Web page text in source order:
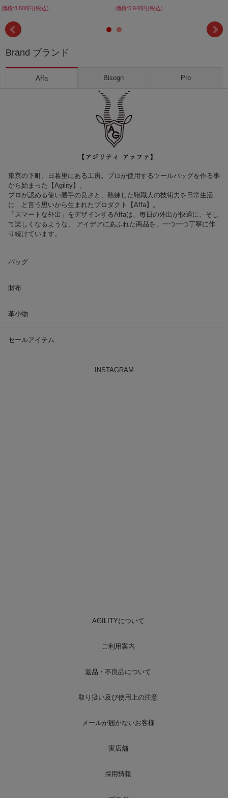
価格:8,800円(税込) 価格:5,940円(税込)
Brand ブランド
Affa Bisogn Pro
東京の下町、日暮里にある工房。プロが使用するツールバッグを作る事
から始まった【Agility】。
プロが認める使い勝手の良さと、熟練した鞄職人の技術力を日常生活
に…と言う思いから生まれたプロダクト【Affa】。
「スマートな外出」をデザインするAffaは、毎日の外出が快適に、そし
て楽しくなるような、 アイデアにあふれた商品を、一つ一つ丁寧に作
り続けています。
バッグ
財布
革小物
セールアイテム
INSTAGRAM
AGILITYについて
ご利用案内
返品・不良品について
取り扱い及び使用上の注意
メールが届かないお客様
実店舗
採用情報